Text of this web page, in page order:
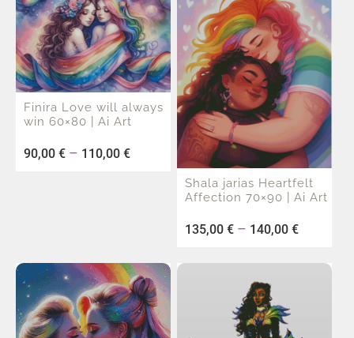
Finira Love will always
win 60×80 | Ai Art
90,00 € – 110,00 €
Shala jarias Heartfelt
Affection 70×90 | Ai Art
135,00 €– 140,00 €